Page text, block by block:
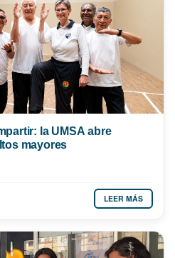
la UMSA abre
mayores
LEER MÁS